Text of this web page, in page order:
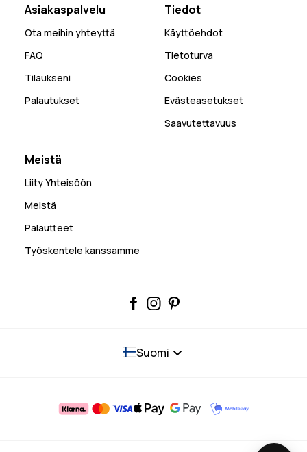
Asiakaspalvelu
Ota meihin yhteyttä
FAQ
Tilaukseni
Palautukset
Tiedot
Käyttöehdot
Tietoturva
Cookies
Evästeasetukset
Saavutettavuus
Meistä
Liity Yhteisöön
Meistä
Palautteet
Työskentele kanssamme
Suomi